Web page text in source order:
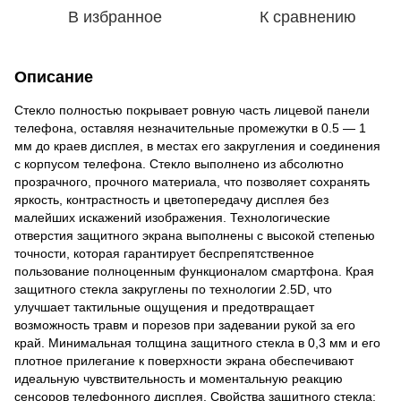
В избранное К сравнению
Описание
Стекло полностью покрывает ровную часть лицевой панели
телефона, оставляя незначительные промежутки в 0.5 — 1
мм до краев дисплея, в местах его закругления и соединения
с корпусом телефона. Стекло выполнено из абсолютно
прозрачного, прочного материала, что позволяет сохранять
яркость, контрастность и цветопередачу дисплея без
малейших искажений изображения. Технологические
отверстия защитного экрана выполнены с высокой степенью
точности, которая гарантирует беспрепятственное
пользование полноценным функционалом смартфона. Края
защитного стекла закруглены по технологии 2.5D, что
улучшает тактильные ощущения и предотвращает
возможность травм и порезов при задевании рукой за его
край. Минимальная толщина защитного стекла в 0,3 мм и его
плотное прилегание к поверхности экрана обеспечивают
идеальную чувствительность и моментальную реакцию
сенсоров телефонного дисплея. Свойства защитного стекла: